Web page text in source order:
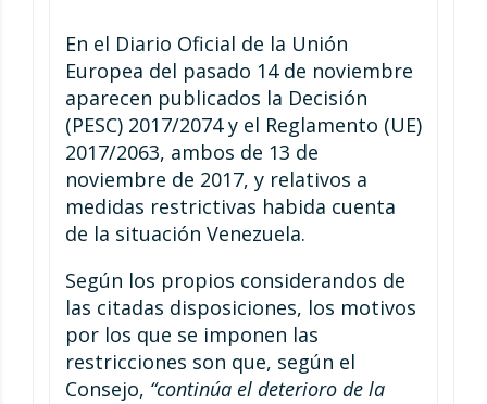
En el Diario Oficial de la Unión
Europea del pasado 14 de noviembre
aparecen publicados la Decisión
(PESC) 2017/2074 y el Reglamento (UE)
2017/2063, ambos de 13 de
noviembre de 2017, y relativos a
medidas restrictivas habida cuenta
de la situación Venezuela.
Según los propios considerandos de
las citadas disposiciones, los motivos
por los que se imponen las
restricciones son que, según el
Consejo, “continúa el deterioro de la